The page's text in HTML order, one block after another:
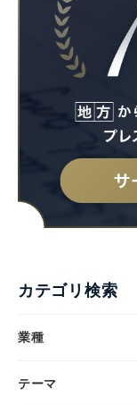
カテゴリ検索
業種
テーマ